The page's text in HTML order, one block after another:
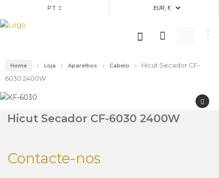
PT
Home Loja Aparelhos Cabelo
Hicut Secador CF-
6030 2400W
Hicut Secador CF-6030 2400W
Contacte-nos